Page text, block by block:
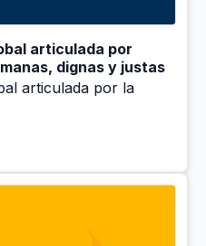
articulada por
dignas y justas
articulada por la